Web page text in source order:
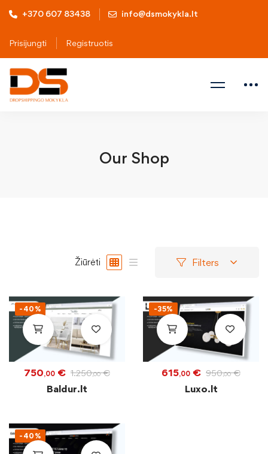
+370 607 83438 info@dsmokykla.lt
Prisijungti Registruotis
Our Shop
Žiūrėti Filters
-40%
750,00 € 1.250,00 €
Baldur.lt
-35%
615,00 € 950,00 €
Luxo.lt
-40%